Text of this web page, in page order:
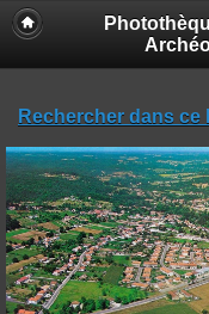
Rechercher dans ce